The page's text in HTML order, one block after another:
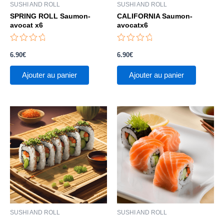
SUSHI AND ROLL
SPRING ROLL Saumon-
avocat x6
0
sur
6.90€
Ajouter au panier
SUSHI AND ROLL
CALIFORNIA Saumon-
avocatx6
0
sur
6.90€
Ajouter au panier
SUSHI AND ROLL SUSHI AND ROLL